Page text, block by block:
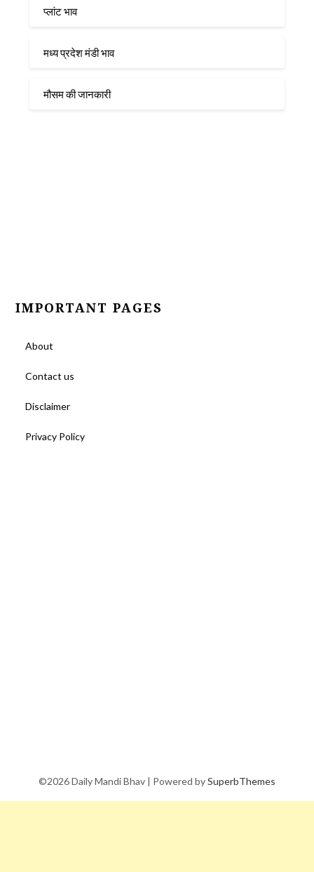
प्लांट भाव
मध्य प्रदेश मंडी भाव
मौसम की जानकारी
IMPORTANT PAGES
About
Contact us
Disclaimer
Privacy Policy
©2026 Daily Mandi Bhav | Powered bySuperbThemes